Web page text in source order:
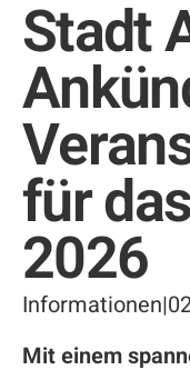
Stadt
für
2026
Informationen|
Mit einem